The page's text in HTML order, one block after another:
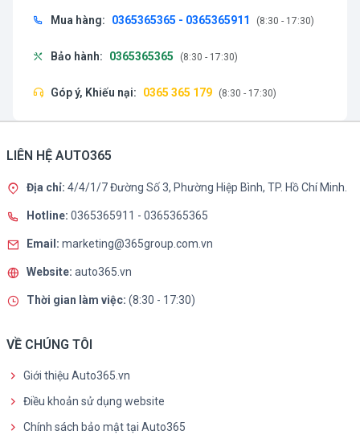
Mua hàng: 0365365365 - 0365365911 (8:30 - 17:30)
Bảo hành: 0365365365 (8:30 - 17:30)
Góp ý, Khiếu nại: 0365 365 179 (8:30 - 17:30)
LIÊN HỆ AUTO365
Địa chỉ: 4/4/1/7 Đường Số 3, Phường Hiệp Bình, TP. Hồ Chí Minh.
Hotline: 0365365911 - 0365365365
Email: marketing@365group.com.vn
Website: auto365.vn
Thời gian làm việc: (8:30 - 17:30)
VỀ CHÚNG TÔI
Giới thiệu Auto365.vn
Điều khoản sử dụng website
Chính sách bảo mật tại Auto365